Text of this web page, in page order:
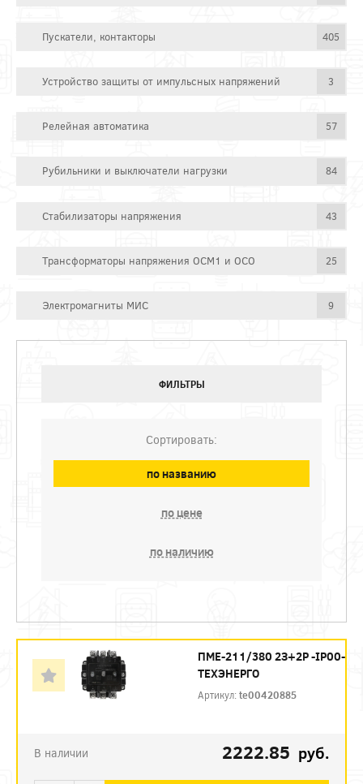
Пускатели, контакторы 405
Устройство защиты от импульсных напряжений 3
Релейная автоматика 57
Рубильники и выключатели нагрузки 84
Стабилизаторы напряжения 43
Трансформаторы напряжения ОСМ1 и ОСО 25
Электромагниты МИС 9
ФИЛЬТРЫ
Сортировать:
по названию
по цене
по наличию
ПМЕ-211/380 2З+2Р -IP00-
ТЕХЭНЕРГО
Артикул:te00420885
В наличии 2222.85 руб.